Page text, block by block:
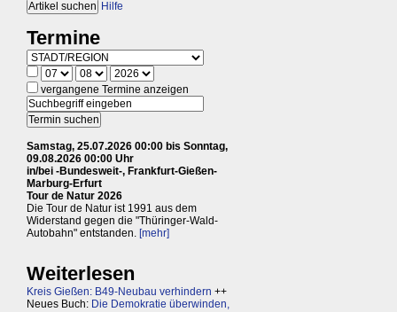
Hilfe
Termine
vergangene Termine anzeigen
Samstag, 25.07.2026 00:00 bis Sonntag,
09.08.2026 00:00 Uhr
in/bei -Bundesweit-, Frankfurt-Gießen-
Marburg-Erfurt
Tour de Natur 2026
Die Tour de Natur ist 1991 aus dem
Widerstand gegen die "Thüringer-Wald-
Autobahn" entstanden. [mehr]
Weiterlesen
Kreis Gießen: B49-Neubau verhindern ++
Neues Buch: Die Demokratie überwinden,